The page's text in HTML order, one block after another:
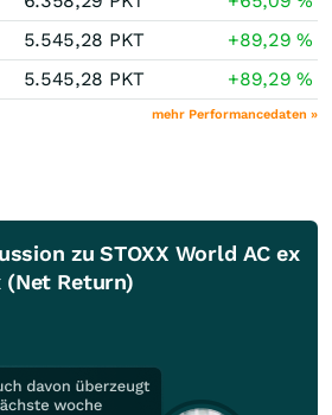
5.545,28 PKT +89,29%
5.545,28 PKT +89,29%
mehr Performancedaten »
zu STOXX World AC ex
(Net Return)